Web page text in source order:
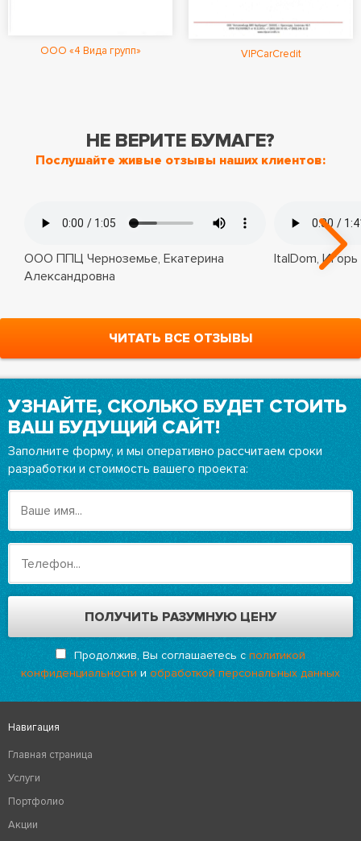
ООО «4 Вида групп» VIPCarCredit
НЕ ВЕРИТЕ БУМАГЕ?
Послушайте живые отзывы наших клиентов:
ООО ППЦ Черноземье, Екатерина
Александровна
ItalDom, Игорь
ЧИТАТЬ ВСЕ ОТЗЫВЫ
УЗНАЙТЕ, СКОЛЬКО БУДЕТ СТОИТЬ
ВАШ БУДУЩИЙ САЙТ!
Заполните форму, и мы оперативно рассчитаем сроки
разработки и стоимость вашего проекта:
Продолжив, Вы соглашаетесь с политикой
конфиденциальности и обработкой персональных данных
Навигация
Главная страница
Услуги
Портфолио
Акции